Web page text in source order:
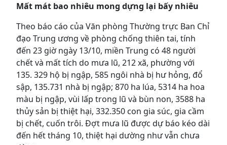
Mất mát bao nhiêu mong dựng lại bấy nhiêu
Theo báo cáo của Văn phòng Thường trực Ban Chỉ
đạo Trung ương về phòng chống thiên tai, tính
đến 23 giờ ngày 13/10, miền Trung có 48 người
chết và mất tích do mưa lũ, 212 xã, phường với
135. 329 hộ bị ngập, 585 ngôi nhà bị hư hỏng, đổ
sập, 135.731 nhà bị ngập; 870 ha lúa, 5314 ha hoa
màu bị ngập, vùi lấp trong lũ và bùn non, 3588 ha
thủy sản bị thiệt hại, 332.350 con gia súc, gia cầm
bị chết, cuốn trôi. Đợt mưa lũ được dự báo kéo dài
đến hết tháng 10, thiệt hại dường như vẫn chưa